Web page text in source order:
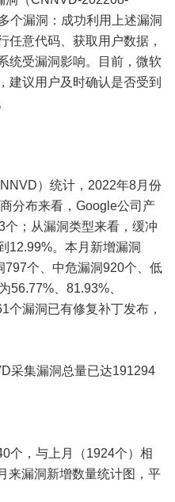
个漏洞：成功利用上述漏洞
任意代码、获取用户数据，
统受漏洞影响。目前，微软
建议用户及时确认是否受到
）统计，2022年8月份
分布来看，Google公司产
；从漏洞类型来看，缓冲
12.99%。本月新增漏洞
797个、中危漏洞920个、低
56.77%、81.93%、
个漏洞已有修复补丁发布，
采集漏洞总量已达191294
个，与上月（1924个）相
来漏洞新增数量统计图，平